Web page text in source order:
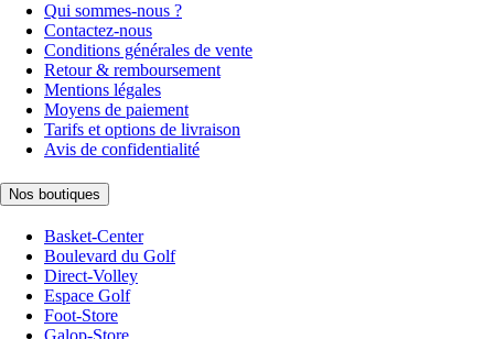
Qui sommes-nous ?
Contactez-nous
Conditions générales de vente
Retour & remboursement
Mentions légales
Moyens de paiement
Tarifs et options de livraison
Avis de confidentialité
Nos boutiques
Basket-Center
Boulevard du Golf
Direct-Volley
Espace Golf
Foot-Store
Galop-Store